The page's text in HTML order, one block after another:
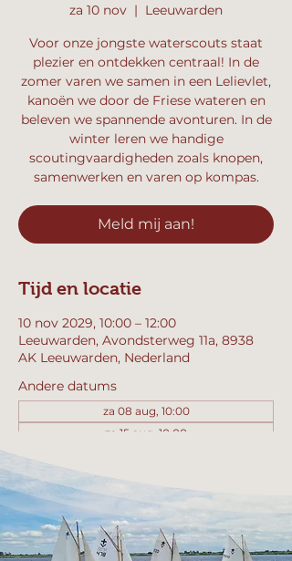
za 10 nov
  |
Leeuwarden
Voor onze jongste waterscouts staat
plezier en ontdekken centraal! In de
zomer varen we samen in een Lelievlet,
kanoën we door de Friese wateren en
beleven we spannende avonturen. In de
winter leren we handige
scoutingvaardigheden zoals knopen,
samenwerken en varen op kompas.
Meld mij aan!
Tijd en locatie
10 nov 2029, 10:00 – 12:00
Leeuwarden, Avondsterweg 11a, 8938
AK Leeuwarden, Nederland
Andere datums
za 08 aug, 10:00
za 15 aug, 10:00
Bekijk alle 358 datums
Meld mij aan!